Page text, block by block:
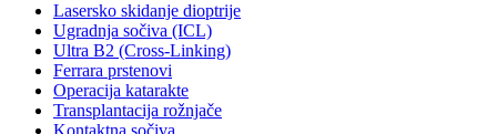
Lasersko skidanje dioptrije
Ugradnja sočiva (ICL)
Ultra B2 (Cross-Linking)
Ferrara prstenovi
Operacija katarakte
Transplantacija rožnjače